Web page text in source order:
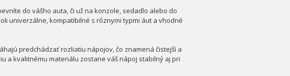
do vášho auta, či už na konzole, sedadlo alebo do
univerzálne, kompatibilné s rôznymi typmi áut a vhodné
predchádzať rozliatiu nápojov, čo znamená čistejší a
a kvalitnému materiálu zostane váš nápoj stabilný aj pri